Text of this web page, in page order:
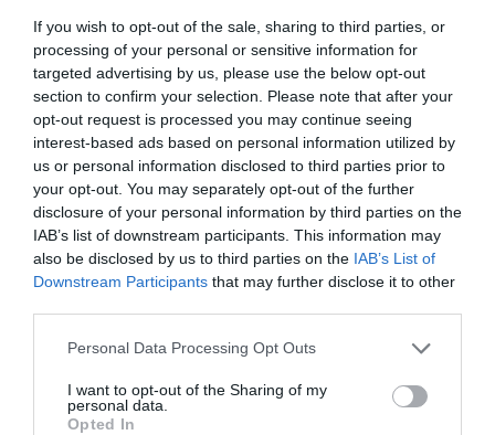
If you wish to opt-out of the sale, sharing to third parties, or
processing of your personal or sensitive information for
targeted advertising by us, please use the below opt-out
section to confirm your selection. Please note that after your
opt-out request is processed you may continue seeing
interest-based ads based on personal information utilized by
us or personal information disclosed to third parties prior to
your opt-out. You may separately opt-out of the further
disclosure of your personal information by third parties on the
IAB’s list of downstream participants. This information may
also be disclosed by us to third parties on the IAB’s List of
Downstream Participants that may further disclose it to other
Please note that this website/app uses one or more Google
not limited to your visit or usage behaviour. You may click to
grant or deny consent to Google and its third-party tags to
Personal Data Processing Opt Outs
I want to opt-out of the Sharing of my
personal data.
Opted In
Legfrissebb híreink
„NEM TETTÜNK NYOMÁST A FIUNKRA” –
EGY EGRI CSALÁD TÖRTÉNE...
2026. augusztus 06|Sport
ÚJ HŰTŐRENDSZER A MARKHOT FERENC
KÓRHÁZBAN: TÖBB MINT 70 ...
2026. augusztus 06| Eger ügye
HOLTAN SZÁLLÍTOTTÁK HAZA A 80 ÉVES
ASSZONYT A HATVANI KÓR...
2026. augusztus 06